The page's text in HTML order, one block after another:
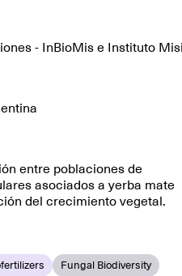
- InBioMis e Instituto
entre poblaciones de
asociados a yerba mate
del crecimiento vegetal.
Fungal Biodiversity